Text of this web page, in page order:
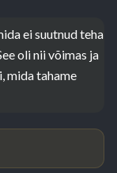
ei suutnud teha
oli nii võimas ja
mida tahame